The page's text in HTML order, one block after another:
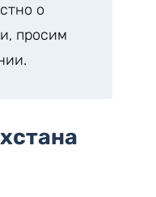
о
просим